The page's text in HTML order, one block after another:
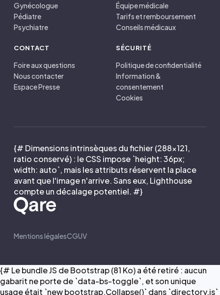
Gynécologue
Pédiatre
Psychiatre
Équipe médicale
Tarifs et remboursement
Conseils médicaux
CONTACT
Foire aux questions
Nous contacter
Espace Presse
SÉCURITÉ
Politique de confidentialité
Information &
consentement
Cookies
{# Dimensions intrinsèques du fichier (288×121,
ratio conservé) : le CSS impose `height: 36px;
width: auto`, mais les attributs réservent la place
avant que l'image n'arrive. Sans eux, Lighthouse
compte un décalage potentiel. #}
Mentions légalesCGUV
{# Le bundle JS de Bootstrap (81 Ko) a été retiré : aucun
gabarit ne porte de `data-bs-toggle`, et son unique
usage était `new bootstrap.Collapse()` dans `directory.js`